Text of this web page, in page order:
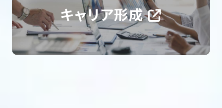
キャリア形成